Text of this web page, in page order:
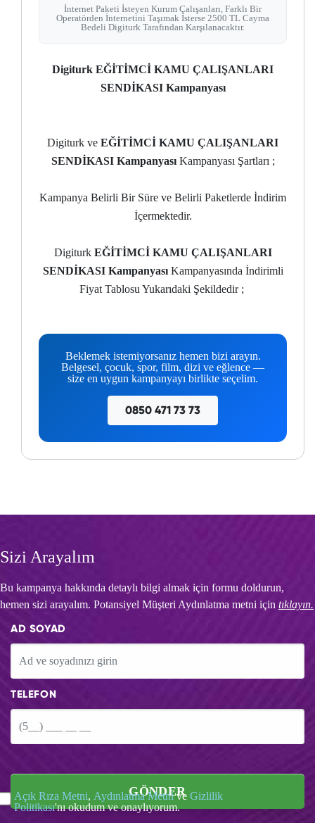
İnternet Paketi İsteyen Kurum Çalışanları, Farklı Bir
Operatörden İnternetini Taşımak İsterse 2500 TL Cayma
Bedeli Digiturk Tarafından Karşılanacaktır.
Digiturk EĞİTİMCİ KAMU ÇALIŞANLARI
SENDİKASI Kampanyası
Digiturk ve EĞİTİMCİ KAMU ÇALIŞANLARI
SENDİKASI KampanyasıKampanyası Şartları ;
Kampanya Belirli Bir Süre ve Belirli Paketlerde İndirim
İçermektedir.
Digiturk EĞİTİMCİ KAMU ÇALIŞANLARI
SENDİKASI KampanyasıKampanyasında İndirimli
Fiyat Tablosu Yukarıdaki Şekildedir ;
Beklemek istemiyorsanız hemen bizi arayın.
Belgesel, çocuk, spor, film, dizi ve eğlence —
size en uygun kampanyayı birlikte seçelim.
0850 471 73 73
Sizi Arayalım
Bu kampanya hakkında detaylı bilgi almak için formu doldurun,
hemen sizi arayalım. Potansiyel Müşteri Aydınlatma metni için tıklayın.
AD SOYAD
TELEFON
GÖNDER
Açık Rıza Metni, Aydınlatma Metnive Gizlilik
Politikası'nı okudum ve onaylıyorum.